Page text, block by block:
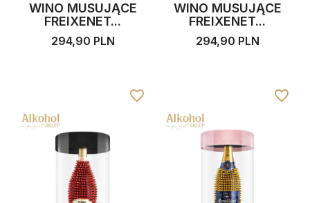
WINO MUSUJĄCE
FREIXENET...
294,90 PLN
WINO MUSUJĄCE
FREIXENET...
294,90 PLN
favorite_border favorite_border